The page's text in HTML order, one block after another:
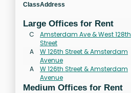
ClassAddress
Large Offices for Rent
C
Amsterdam Ave & West 128th
Street
A
W 126th Street & Amsterdam
Avenue
A
W 126th Street & Amsterdam
Avenue
Medium Offices for Rent